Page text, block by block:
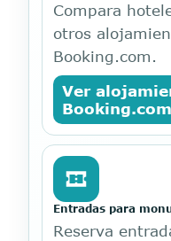
Compara
otros
Booking.com.
Ver
Booking.com
Entradas para
Reserva